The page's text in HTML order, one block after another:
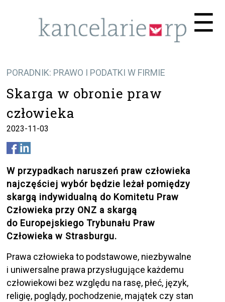
☰
PORADNIK: PRAWO I PODATKI W FIRMIE
Skarga w obronie praw
człowieka
2023-11-03
W przypadkach naruszeń praw człowieka
najczęściej wybór będzie leżał pomiędzy
skargą indywidualną do Komitetu Praw
Człowieka przy ONZ a skargą
do Europejskiego Trybunału Praw
Człowieka w Strasburgu.
Prawa człowieka to podstawowe, niezbywalne
i uniwersalne prawa przysługujące każdemu
człowiekowi bez względu na rasę, płeć, język,
religię, poglądy, pochodzenie, majątek czy stan